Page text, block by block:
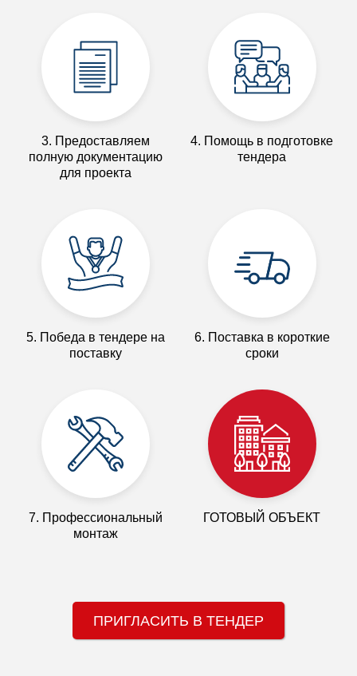
3. Предоставляем
полную документацию
для проекта
4. Помощь в подготовке
тендера
5. Победа в тендере на
поставку
6. Поставка в короткие
сроки
7. Профессиональный
монтаж
ГОТОВЫЙ ОБЪЕКТ
ПРИГЛАСИТЬ В ТЕНДЕР